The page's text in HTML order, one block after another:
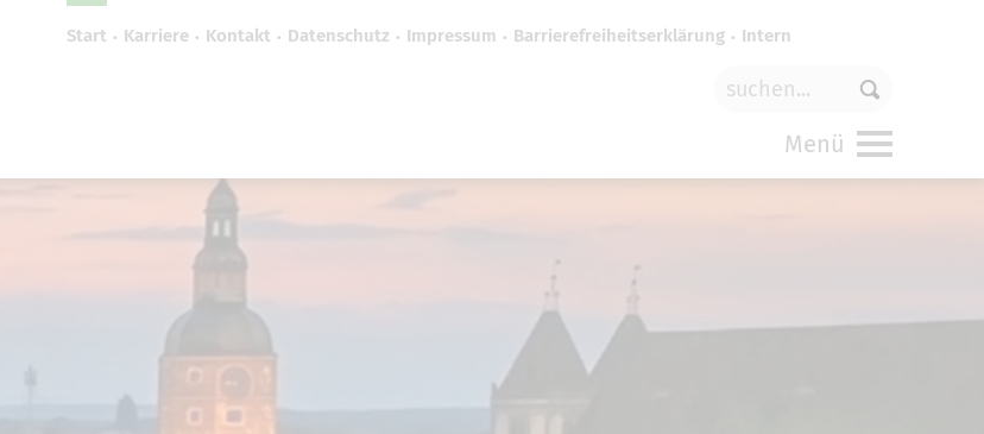
Start Karriere Kontakt Datenschutz Impressum Barrierefreiheitserklärung Intern
Menü
in den
Cookie-Einstellungen